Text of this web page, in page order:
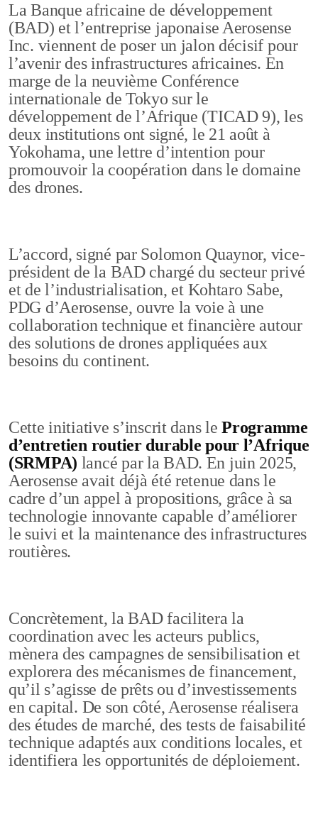
La Banque africaine de développement
(BAD) et l’entreprise japonaise Aerosense
Inc. viennent de poser un jalon décisif pour
l’avenir des infrastructures africaines. En
marge de la neuvième Conférence
internationale de Tokyo sur le
développement de l’Afrique (TICAD 9), les
deux institutions ont signé, le 21 août à
Yokohama, une lettre d’intention pour
promouvoir la coopération dans le domaine
des drones.
L’accord, signé par Solomon Quaynor, vice-
président de la BAD chargé du secteur privé
et de l’industrialisation, et Kohtaro Sabe,
PDG d’Aerosense, ouvre la voie à une
collaboration technique et financière autour
des solutions de drones appliquées aux
besoins du continent.
Cette initiative s’inscrit dans leProgramme
d’entretien routier durable pour l’Afrique
(SRMPA) lancé par la BAD. En juin 2025,
Aerosense avait déjà été retenue dans le
cadre d’un appel à propositions, grâce à sa
technologie innovante capable d’améliorer
le suivi et la maintenance des infrastructures
routières.
Concrètement, la BAD facilitera la
coordination avec les acteurs publics,
mènera des campagnes de sensibilisation et
explorera des mécanismes de financement,
qu’il s’agisse de prêts ou d’investissements
en capital. De son côté, Aerosense réalisera
des études de marché, des tests de faisabilité
technique adaptés aux conditions locales, et
identifiera les opportunités de déploiement.